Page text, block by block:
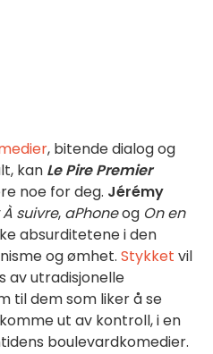
, bitende dialog og
kan Le Pire Premier
noe for deg. Jérémy
suivre, aPhoneog On en
absurditetene i den
og ømhet. Stykket vil
av utradisjonelle
til dem som liker å se
ut av kontroll, i en
boulevardkomedier.